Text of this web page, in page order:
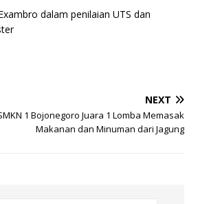
dalam penilaian UTS dan
NEXT
1 Bojonegoro Juara 1 Lomba Memasak
Makanan dan Minuman dari Jagung